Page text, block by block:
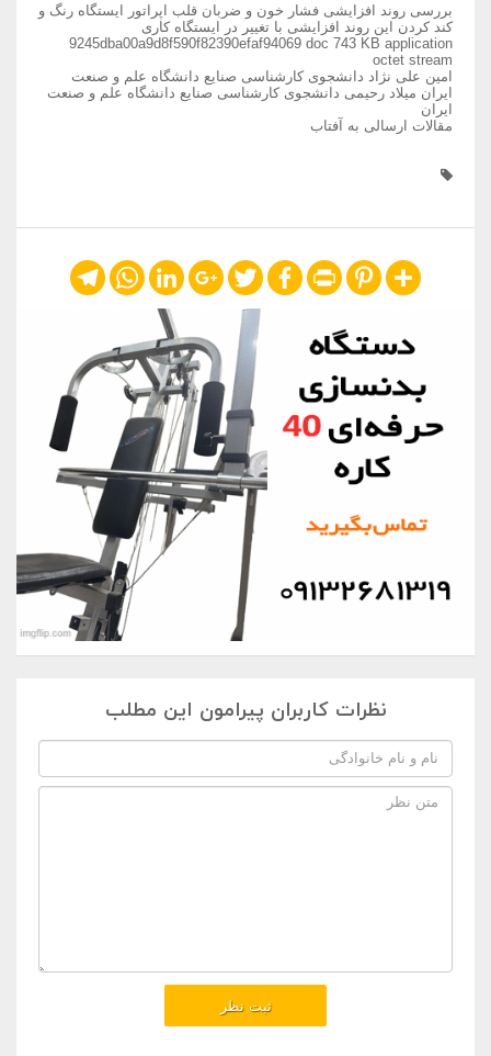
بررسی روند افزایشی فشار خون و ضربان قلب اپراتور ایستگاه رنگ و
کند کردن این روند افزایشی با تغییر در ایستگاه کاری
9245dba00a9d8f590f82390efaf94069 doc 743 KB application
octet stream
امین علی نژاد دانشجوی کارشناسی صنایع دانشگاه علم و صنعت
ایران میلاد رحیمی دانشجوی کارشناسی صنایع دانشگاه علم و صنعت
ایران
مقالات ارسالی به آفتاب
Share
Pinterest
Print
Facebook
Twitter
Google+
LinkedIn
WhatsApp
Telegram
نظرات کاربران پیرامون این مطلب